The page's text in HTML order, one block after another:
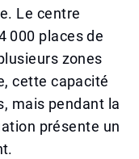
Le centre
000 places de
zones
cette capacité
mais pendant la
présente un